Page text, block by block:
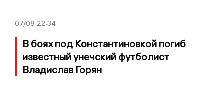
07/08 22:34
В боях под Константиновкой погиб
известный унечский футболист
Владислав Горян